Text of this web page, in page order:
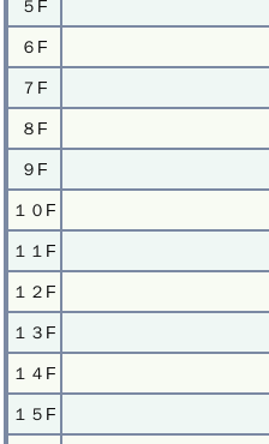
５F
６F
７F
８F
９F
１０F
１１F
１２F
１３F
１４F
１５F